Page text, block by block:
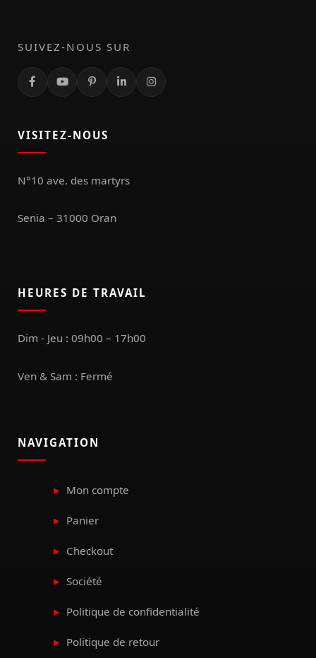
SUIVEZ-NOUS SUR
VISITEZ-NOUS
N°10 ave. des martyrs
Senia – 31000 Oran
HEURES DE TRAVAIL
Dim - Jeu : 09h00 – 17h00
Ven & Sam : Fermé
NAVIGATION
Mon compte
Panier
Checkout
Société
Politique de confidentialité
Politique de retour